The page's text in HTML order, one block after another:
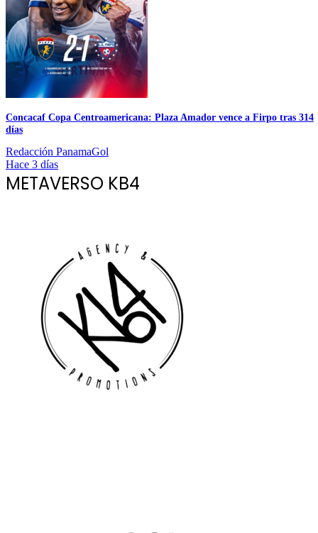
Concacaf Copa Centroamericana: Plaza Amador vence a Firpo tras 314
días
Redacción PanamaGol
Hace 3 días
METAVERSO KB4